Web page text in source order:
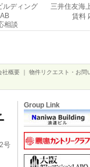
ルディング
相談
三井住友海
賃料
社概要 物件リクエスト・お問
号
Group Link